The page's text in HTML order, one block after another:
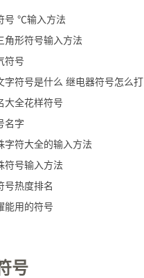
号 ℃输入方法
角形符号输入方法
符号
字符号是什么 继电器符号怎么打
大全花样符号
名字
字符大全的输入方法
符号输入方法
号热度排名
能用的符号
号